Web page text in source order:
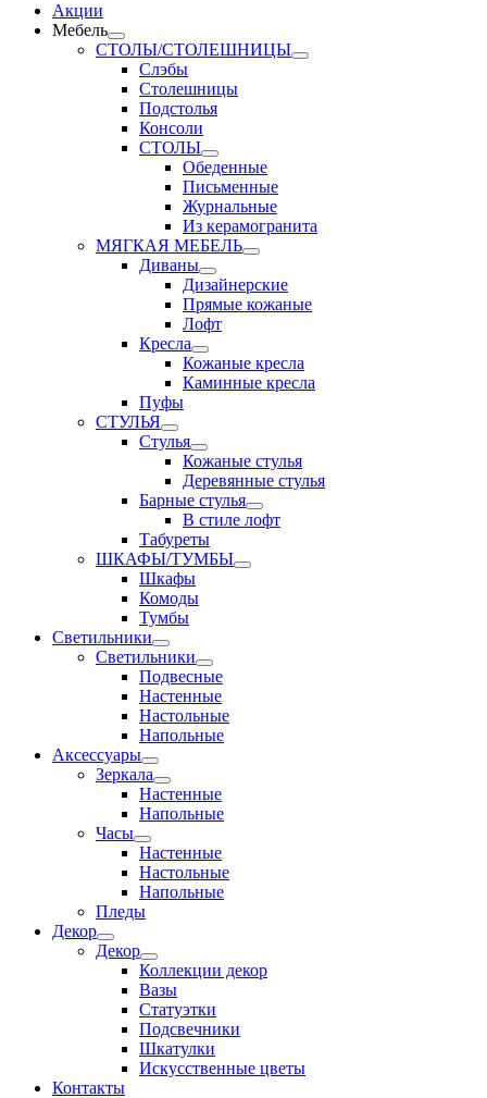
Акции
Мебель
СТОЛЫ/СТОЛЕШНИЦЫ
Слэбы
Столешницы
Подстолья
Консоли
СТОЛЫ
Обеденные
Письменные
Журнальные
Из керамогранита
МЯГКАЯ МЕБЕЛЬ
Диваны
Дизайнерские
Прямые кожаные
Лофт
Кресла
Кожаные кресла
Каминные кресла
Пуфы
СТУЛЬЯ
Стулья
Кожаные стулья
Деревянные стулья
Барные стулья
В стиле лофт
Табуреты
ШКАФЫ/ТУМБЫ
Шкафы
Комоды
Тумбы
Светильники
Светильники
Подвесные
Настенные
Настольные
Напольные
Аксессуары
Зеркала
Настенные
Напольные
Часы
Настенные
Настольные
Напольные
Пледы
Декор
Декор
Коллекции декор
Вазы
Статуэтки
Подсвечники
Шкатулки
Искусственные цветы
Контакты